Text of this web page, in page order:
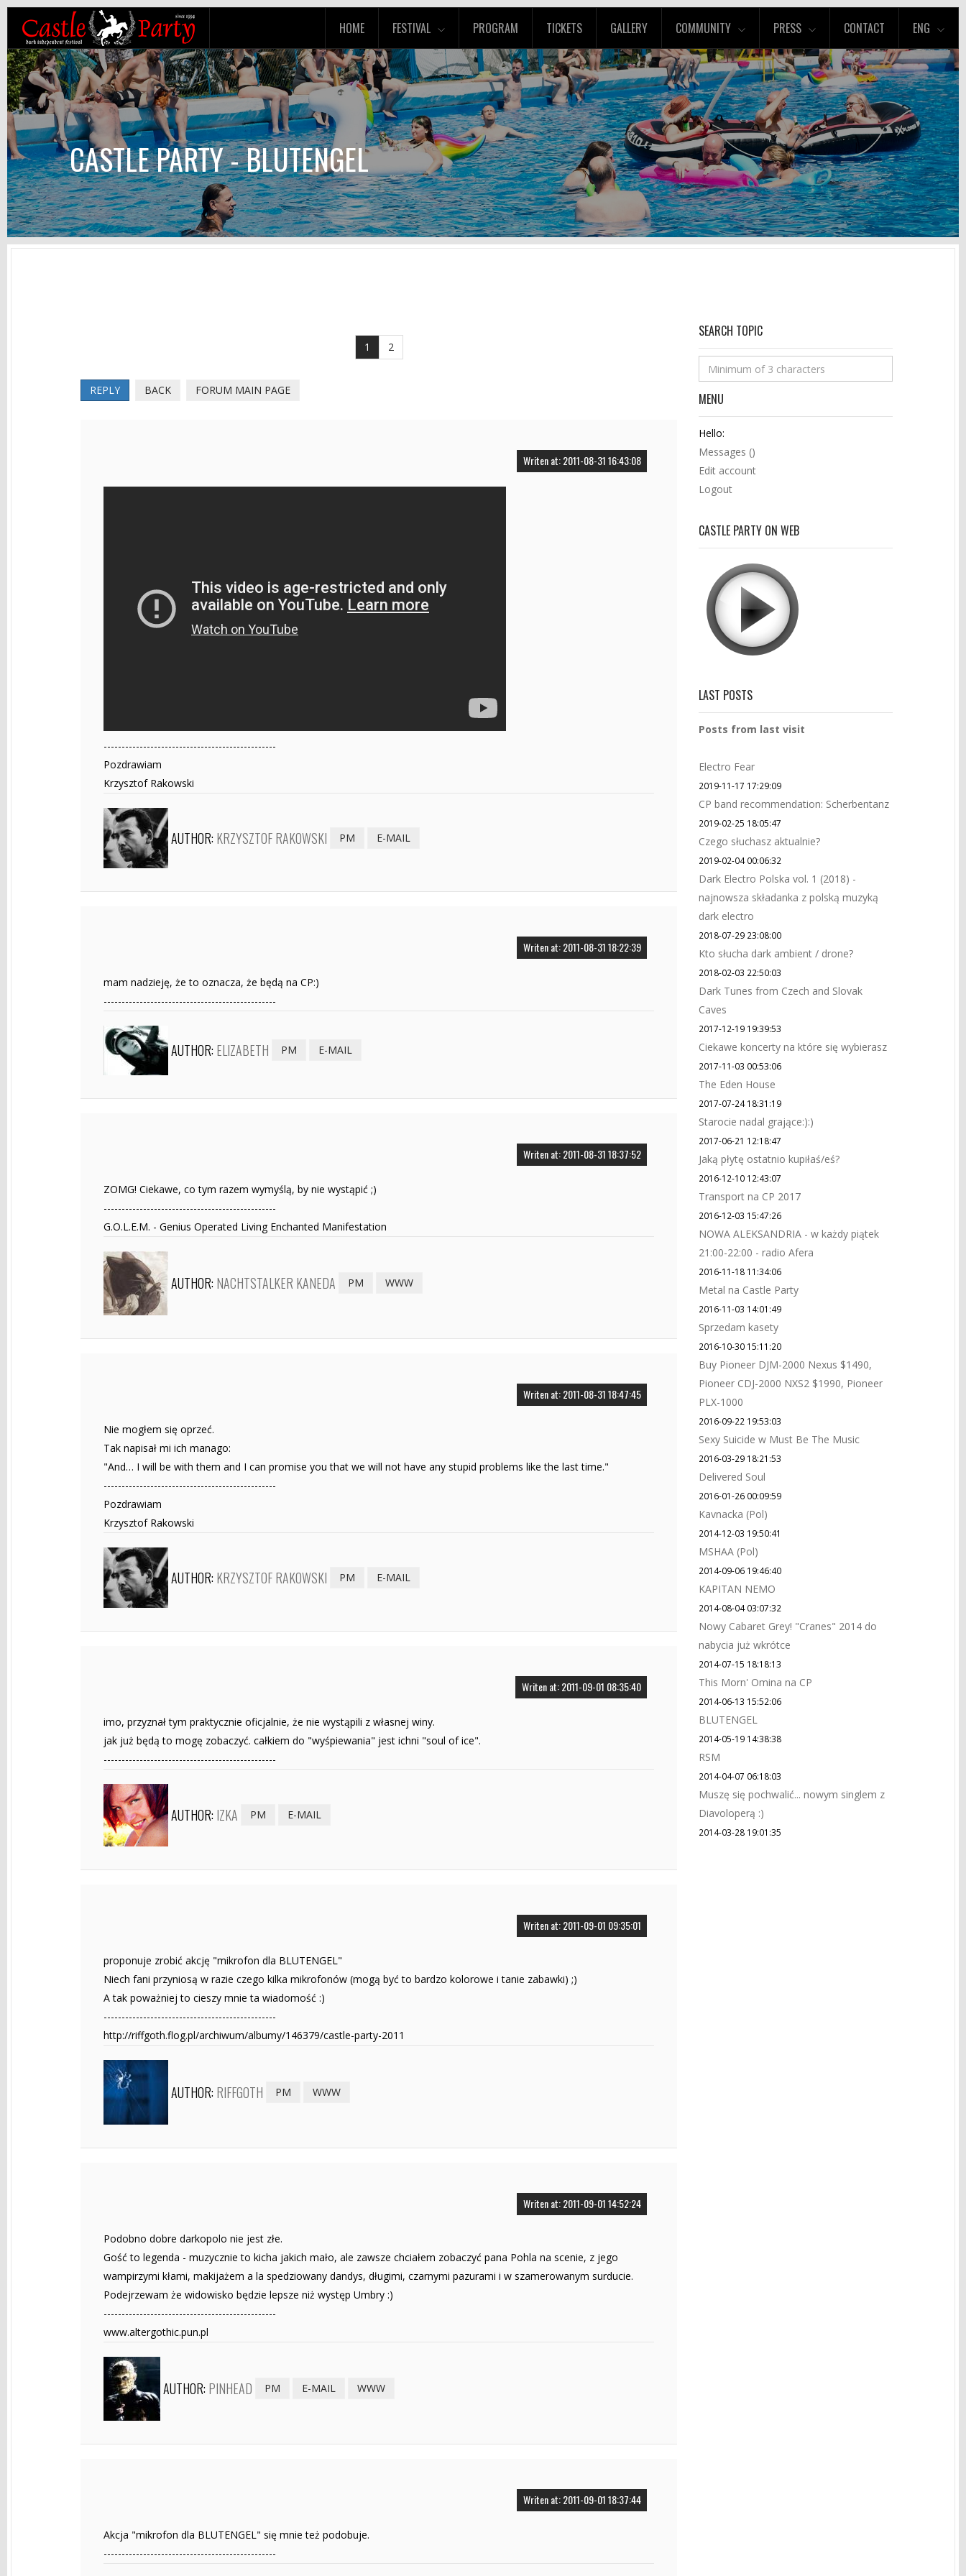
HOME FESTIVAL PROGRAM TICKETS GALLERY COMMUNITY PRESS CONTACT ENG
CASTLE PARTY - BLUTENGEL
1 2
REPLY BACK FORUM MAIN PAGE
Writen at: 2011-08-31 16:43:08
------------------------------------------------
Pozdrawiam
Krzysztof Rakowski
AUTHOR: KRZYSZTOF RAKOWSKI PM E-MAIL
Writen at: 2011-08-31 18:22:39
mam nadzieję, że to oznacza, że będą na CP:)
------------------------------------------------
AUTHOR: ELIZABETH PM E-MAIL
Writen at: 2011-08-31 18:37:52
ZOMG! Ciekawe, co tym razem wymyślą, by nie wystąpić ;)
------------------------------------------------
G.O.L.E.M. - Genius Operated Living Enchanted Manifestation
AUTHOR: NACHTSTALKER KANEDA PM WWW
Writen at: 2011-08-31 18:47:45
Nie mogłem się oprzeć.
Tak napisał mi ich manago:
"And… I will be with them and I can promise you that we will not have any stupid problems like the last time."
------------------------------------------------
Pozdrawiam
Krzysztof Rakowski
AUTHOR: KRZYSZTOF RAKOWSKI PM E-MAIL
Writen at: 2011-09-01 08:35:40
imo, przyznał tym praktycznie oficjalnie, że nie wystąpili z własnej winy.
jak już będą to mogę zobaczyć. całkiem do "wyśpiewania" jest ichni "soul of ice".
------------------------------------------------
AUTHOR: IZKA PM E-MAIL
Writen at: 2011-09-01 09:35:01
proponuje zrobić akcję "mikrofon dla BLUTENGEL"
Niech fani przyniosą w razie czego kilka mikrofonów (mogą być to bardzo kolorowe i tanie zabawki) ;)
A tak poważniej to cieszy mnie ta wiadomość :)
------------------------------------------------
http://riffgoth.flog.pl/archiwum/albumy/146379/castle-party-2011
AUTHOR: RIFFGOTH PM WWW
Writen at: 2011-09-01 14:52:24
Podobno dobre darkopolo nie jest złe.
Gość to legenda - muzycznie to kicha jakich mało, ale zawsze chciałem zobaczyć pana Pohla na scenie, z jego
wampirzymi kłami, makijażem a la spedziowany dandys, długimi, czarnymi pazurami i w szamerowanym surducie.
Podejrzewam że widowisko będzie lepsze niż występ Umbry :)
------------------------------------------------
www.altergothic.pun.pl
AUTHOR: PINHEAD PM E-MAIL WWW
Writen at: 2011-09-01 18:37:44
Akcja "mikrofon dla BLUTENGEL" się mnie też podobuje.
------------------------------------------------
SEARCH TOPIC
MENU
Hello:
Messages ()
Edit account
Logout
CASTLE PARTY ON WEB
LAST POSTS
Posts from last visit
Electro Fear
2019-11-17 17:29:09
CP band recommendation: Scherbentanz
2019-02-25 18:05:47
Czego słuchasz aktualnie?
2019-02-04 00:06:32
Dark Electro Polska vol. 1 (2018) -
najnowsza składanka z polską muzyką
dark electro
2018-07-29 23:08:00
Kto słucha dark ambient / drone?
2018-02-03 22:50:03
Dark Tunes from Czech and Slovak
Caves
2017-12-19 19:39:53
Ciekawe koncerty na które się wybierasz
2017-11-03 00:53:06
The Eden House
2017-07-24 18:31:19
Starocie nadal grające:):)
2017-06-21 12:18:47
Jaką płytę ostatnio kupiłaś/eś?
2016-12-10 12:43:07
Transport na CP 2017
2016-12-03 15:47:26
NOWA ALEKSANDRIA - w każdy piątek
21:00-22:00 - radio Afera
2016-11-18 11:34:06
Metal na Castle Party
2016-11-03 14:01:49
Sprzedam kasety
2016-10-30 15:11:20
Buy Pioneer DJM-2000 Nexus $1490,
Pioneer CDJ-2000 NXS2 $1990, Pioneer
PLX-1000
2016-09-22 19:53:03
Sexy Suicide w Must Be The Music
2016-03-29 18:21:53
Delivered Soul
2016-01-26 00:09:59
Kavnacka (Pol)
2014-12-03 19:50:41
MSHAA (Pol)
2014-09-06 19:46:40
KAPITAN NEMO
2014-08-04 03:07:32
Nowy Cabaret Grey! "Cranes" 2014 do
nabycia już wkrótce
2014-07-15 18:18:13
This Morn' Omina na CP
2014-06-13 15:52:06
BLUTENGEL
2014-05-19 14:38:38
RSM
2014-04-07 06:18:03
Muszę się pochwalić... nowym singlem z
Diavoloperą :)
2014-03-28 19:01:35